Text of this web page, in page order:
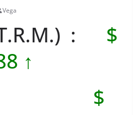
Vega
:
$
↑
: $